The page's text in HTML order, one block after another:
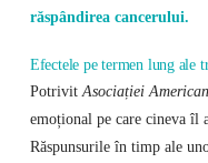
răspândirea cancerului.
Efectele pe termen lung ale
Potrivit Asociației
emoțional pe care cineva îl
Răspunsurile în timp ale